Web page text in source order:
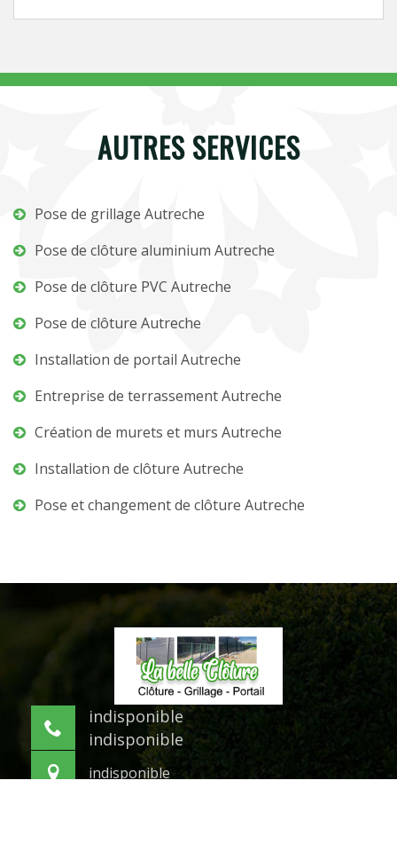
AUTRES SERVICES
Pose de grillage Autreche
Pose de clôture aluminium Autreche
Pose de clôture PVC Autreche
Pose de clôture Autreche
Installation de portail Autreche
Entreprise de terrassement Autreche
Création de murets et murs Autreche
Installation de clôture Autreche
Pose et changement de clôture Autreche
indisponible
indisponible
indisponible